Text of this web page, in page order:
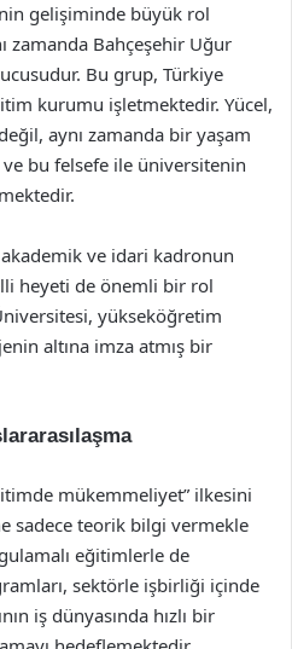
gelişiminde büyük rol
zamanda Bahçeşehir Uğur
Bu grup, Türkiye
kurumu işletmektedir. Yücel,
aynı zamanda bir yaşam
bu felsefe ile üniversitenin
ve idari kadronun
heyeti de önemli bir rol
yükseköğretim
altına imza atmış bir
mükemmeliyet” ilkesini
sadece teorik bilgi vermekle
eğitimlerle de
sektörle işbirliği içinde
iş dünyasında hızlı bir